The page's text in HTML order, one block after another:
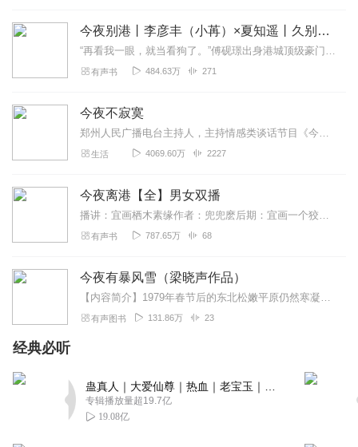
今夜别港丨李彦丰（小苒）×夏知遥丨久别重逢丨暗恋成真丨酸涩拉扯丨多人有声剧
“再看我一眼，就当看狗了。”傅砚璟出身港城顶级豪门世家，坐拥千亿资产，是港城的半个主人。温今也曾跟他名正言顺地在一起三年。但在他朋友口中，她始终是那个“跟了傅...
有声书 484.63万 271
今夜不寂寞
郑州人民广播电台主持人，主持情感类谈话节目《今夜不寂寞》。
生活 4069.60万 2227
今夜离港【全】男女双播
播讲：宜画栖木素缘作者：兜兜麽后期：宜画一个狡猾早熟的洛丽塔和野性难驯的男子，针尖对麦芒，你来我往的故事。大厦天台上一根烟的...
有声书 787.65万 68
今夜有暴风雪（梁晓声作品）
【内容简介】1979年春节后的东北松嫩平原仍然寒凝大地，一辆长途汽车在公路上行驶着，突然被一只立在路上的羊拦住，司机跳下车，辨认出是一只被狼咬伤的羊，已僵死在...
有声图书 131.86万 23
经典必听
专辑播放量超19.7亿
19.08亿